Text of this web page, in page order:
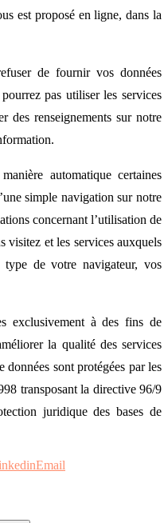
est proposé en ligne, dans la
de fournir vos données
pas utiliser les services
des renseignements sur notre
automatique certaines
simple navigation sur notre
concernant l’utilisation de
visitez et les services auxquels
type de votre navigateur, vos
exclusivement à des fins de
la qualité des services
données sont protégées par les
transposant la directive 96/9
juridique des bases de
Email